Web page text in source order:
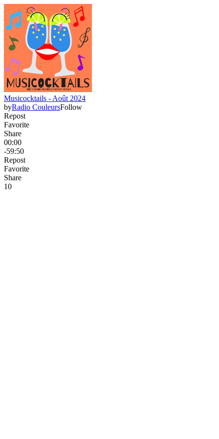
Musicocktails - Août 2024
byRadio CouleursFollow
Repost
Favorite
Share
00:00
-59:50
Repost
Favorite
Share
10